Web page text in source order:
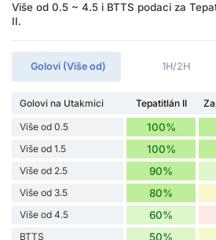
Više od 0.5 ~ 4.5 i BTTS podaci za
II.
Golovi (Više od) 1H/2H
Golovi na Utakmici Tepatitlán II
Više od 0.5
100%
Više od 1.5 100%
Više od 2.5 90%
Više od 3.5 80%
Više od 4.5 60%
BTTS 50%